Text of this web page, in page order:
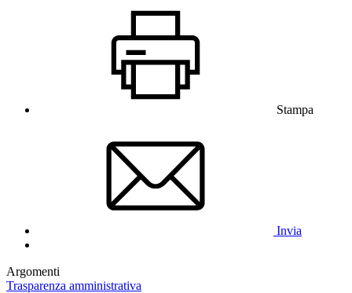
Stampa
Invia
Argomenti
Trasparenza amministrativa